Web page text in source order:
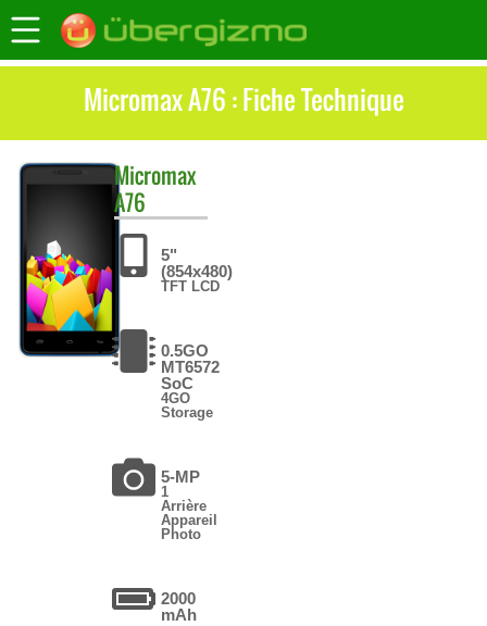
Micromax A76 : Fiche Technique
Micromax
A76
5"
(854x480)
TFT LCD
0.5GO
MT6572
SoC
4GO
Storage
5-MP
1
Arrière
Appareil
Photo
2000
mAh